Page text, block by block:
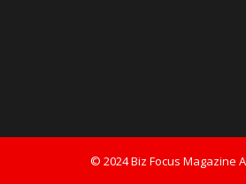
© 2024 Biz Focus Magazine